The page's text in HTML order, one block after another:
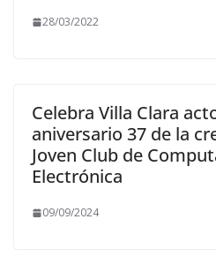
28/03/2022
Celebra Villa Clara
aniversario 37 de la
Joven Club de
Electrónica
09/09/2024